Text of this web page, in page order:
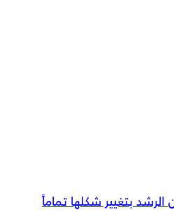
الرشد بتغيير شكلها تماماً